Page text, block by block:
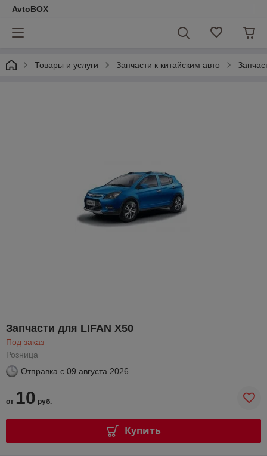
AvtoBOX
Товары и услуги Запчасти к китайским авто
Запчасти для LIFAN X50
Под заказ
Розница
Отправка с 09 августа 2026
от 10 руб.
Купить